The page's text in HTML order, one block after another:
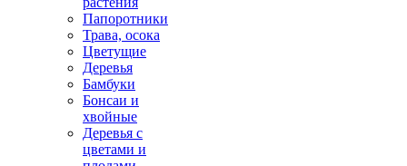
Папоротники
Трава, осока
Цветущие
Деревья
Бамбуки
Бонсаи и
хвойные
Деревья с
цветами и